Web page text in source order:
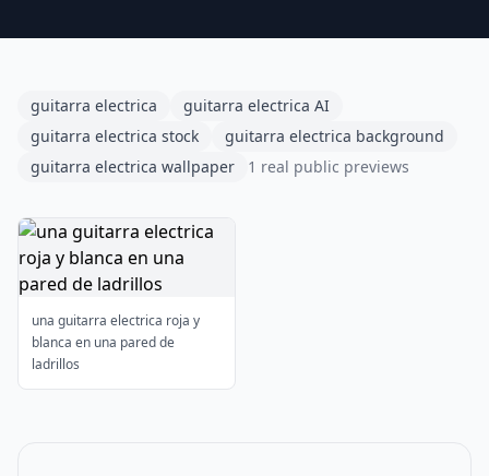
guitarra electrica
guitarra electrica AI
guitarra electrica stock
guitarra electrica background
guitarra electrica wallpaper
1 real public previews
una guitarra electrica roja y
blanca en una pared de
ladrillos